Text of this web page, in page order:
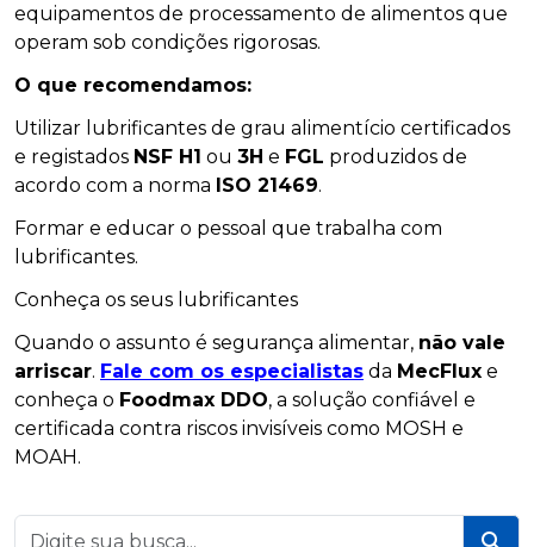
equipamentos de processamento de alimentos que
operam sob condições rigorosas.
O que recomendamos:
Utilizar lubrificantes de grau alimentício certificados
e registados NSF H1 ou 3H e FGL produzidos de
acordo com a norma ISO 21469.
Formar e educar o pessoal que trabalha com
lubrificantes.
Conheça os seus lubrificantes
Quando o assunto é segurança alimentar, não vale
arriscar. Fale com os especialistas da MecFlux e
conheça o Foodmax DDO, a solução confiável e
certificada contra riscos invisíveis como MOSH e
MOAH.